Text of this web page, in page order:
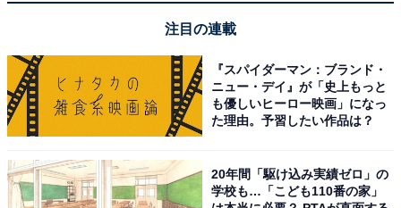
注目の連載
『スパイダーマン：ブランド・
ニュー・デイ』が「史上もっと
も優しいヒーロー映画」になっ
た理由。予習したい作品は？
20年間「駆け込み実績ゼロ」の
学校も…「こども110番の家」